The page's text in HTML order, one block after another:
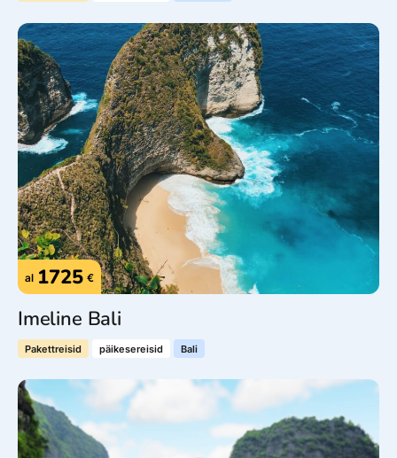
al 1725 €
Imeline Bali
Pakettreisid päikesereisid Bali